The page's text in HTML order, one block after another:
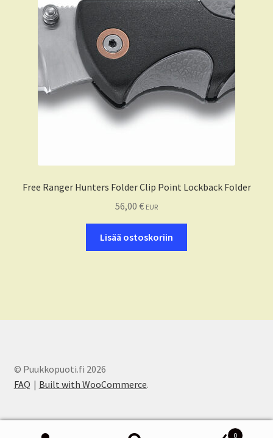
Free Ranger Hunters Folder Clip Point Lockback Folder
56,00 € EUR
Lisää ostoskoriin
© Puukkopuoti.fi 2026
FAQ
Built with WooCommerce.
0